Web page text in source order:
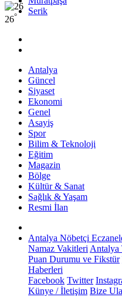
Serik
26°
Antalya
Güncel
Siyaset
Ekonomi
Genel
Asayiş
Spor
Bilim & Teknoloji
Eğitim
Magazin
Bölge
Kültür & Sanat
Sağlık & Yaşam
Resmi İlan
Antalya Nöbetçi
Namaz Vakitleri Antalya
Puan Durumu ve Fikstür
Haberleri
Facebook Twitter
Künye / İletişim Bize